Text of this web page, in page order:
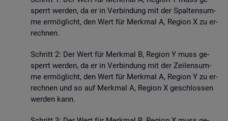
sperrt wer­den, da er in Ver­bin­dung mit der Spal­ten­sum­
me er­mög­licht, den Wert für Merk­mal A, Re­gi­on X zu er­
rech­nen.
Schritt 2: Der Wert für Merk­mal B, Re­gi­on Y muss ge­
sperrt wer­den, da er in Ver­bin­dung mit der Zei­len­sum­
me er­mög­licht, den Wert für Merk­mal A, Re­gi­on Y zu er­
rech­nen und so auf Merk­mal A, Re­gi­on X ge­schlos­sen
wer­den kann.